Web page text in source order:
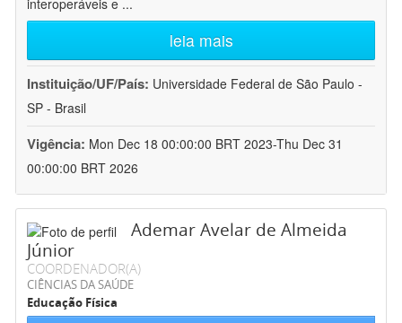
interoperáveis e ...
leia mais
Instituição/UF/País: Universidade Federal de São Paulo -
SP - Brasil
Vigência: Mon Dec 18 00:00:00 BRT 2023-Thu Dec 31
00:00:00 BRT 2026
Ademar Avelar de Almeida
Júnior
COORDENADOR(A)
CIÊNCIAS DA SAÚDE
Educação Física